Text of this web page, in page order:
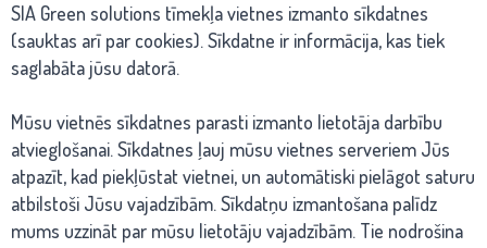
SIA Green solutions tīmekļa vietnes izmanto sīkdatnes
(sauktas arī par cookies). Sīkdatne ir informācija, kas tiek
saglabāta jūsu datorā.
Mūsu vietnēs sīkdatnes parasti izmanto lietotāja darbību
atvieglošanai. Sīkdatnes ļauj mūsu vietnes serveriem Jūs
atpazīt, kad piekļūstat vietnei, un automātiski pielāgot saturu
atbilstoši Jūsu vajadzībām. Sīkdatņu izmantošana palīdz
mums uzzināt par mūsu lietotāju vajadzībām. Tie nodrošina